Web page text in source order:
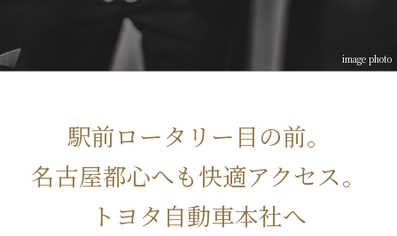
image photo
駅前ロータリー目の前。
名古屋都心へも快適アクセス。
トヨタ自動車本社へ